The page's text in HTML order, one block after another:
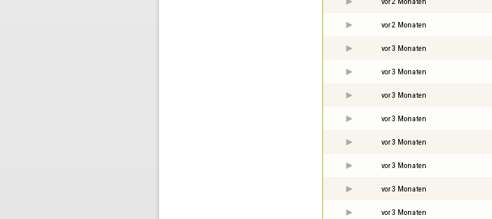
vor 2 Monaten
vor 3 Monaten
vor 3 Monaten
vor 3 Monaten
vor 3 Monaten
vor 3 Monaten
vor 3 Monaten
vor 3 Monaten
vor 3 Monaten